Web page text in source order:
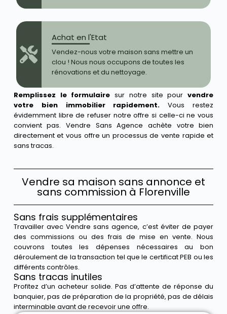
Achat en l'Etat
Vendez-nous votre maison sans mettre un
clou ! Nous nous occupons de toutes les
rénovations et du nettoyage.
Remplissez le formulairesur notre site pour vendre
votre bien immobilier rapidement.Vous restez
évidemment libre de refuser notre offre si celle-ci ne vous
convient pas. Vendre Sans Agence achète votre bien
directement et vous offre un processus de vente rapide et
sans tracas.
Vendre sa maison sans annonce et
sans commission à Florenville
Sans frais supplémentaires
Travailler avec Vendre sans agence, c’est éviter de payer
des commissions ou des frais de mise en vente. Nous
couvrons toutes les dépenses nécessaires au bon
déroulement de la transaction tel que le certificat PEB ou les
différents contrôles.
Sans tracas inutiles
Profitez d’un acheteur solide. Pas d’attente de réponse du
banquier, pas de préparation de la propriété, pas de délais
interminable avant de recevoir une offre.